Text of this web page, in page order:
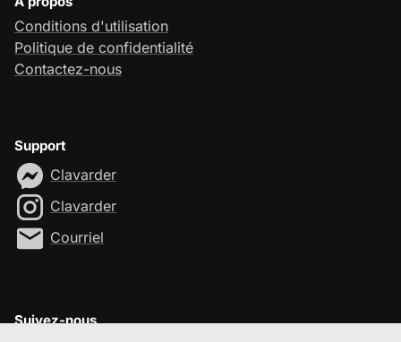
Conditions d'utilisation
Politique de confidentialité
Contactez-nous
Support
Clavarder
Clavarder
Courriel
Suivez-nous